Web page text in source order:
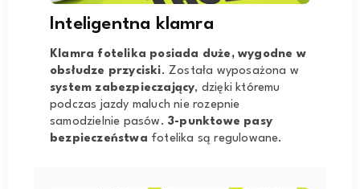
Inteligentna klamra
Klamra fotelika posiada duże, wygodne w
obsłudze przyciski. Została wyposażona w
system zabezpieczający, dzięki któremu
podczas jazdy maluch nie rozepnie
samodzielnie pasów. 3-punktowe pasy
bezpieczeństwa fotelika są regulowane.